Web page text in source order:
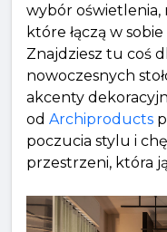
wybór oświetlenia,
które łączą w
Znajdziesz tu coś
nowoczesnych
akcenty
od Archiproducts
poczucia stylu i
przestrzeni, która